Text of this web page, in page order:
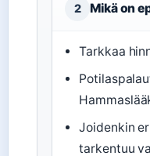
2 Mikä on
Tarkkaa
Joidenkin
tarkentuu